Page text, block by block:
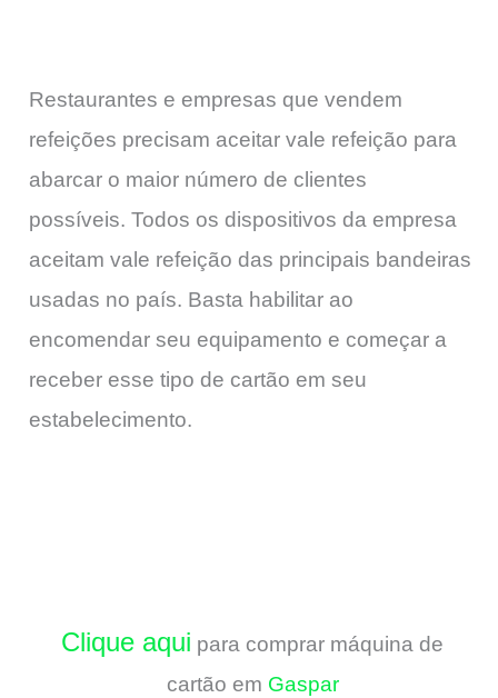
Restaurantes e empresas que vendem
refeições precisam aceitar vale refeição para
abarcar o maior número de clientes
possíveis. Todos os dispositivos da empresa
aceitam vale refeição das principais bandeiras
usadas no país. Basta habilitar ao
encomendar seu equipamento e começar a
receber esse tipo de cartão em seu
estabelecimento.
Clique aqui para comprar máquina de
cartão em Gaspar